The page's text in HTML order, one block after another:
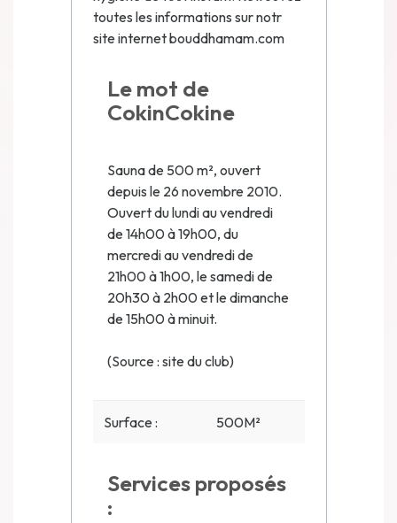
toutes les informations sur notr
site internet bouddhamam.com
Le mot de
CokinCokine
Sauna de 500 m², ouvert
depuis le 26 novembre 2010.
Ouvert du lundi au vendredi
de 14h00 à 19h00, du
mercredi au vendredi de
21h00 à 1h00, le samedi de
20h30 à 2h00 et le dimanche
de 15h00 à minuit.
(Source : site du club)
Surface : 500M²
Services proposés
: